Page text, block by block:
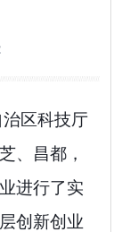
治区科技厅
、昌都，
进行了实
创新创业